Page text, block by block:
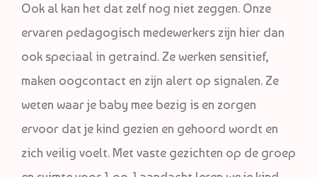
Ook al kan het dat zelf nog niet zeggen. Onze
ervaren pedagogisch medewerkers zijn hier dan
ook speciaal in getraind. Ze werken sensitief,
maken oogcontact en zijn alert op signalen. Ze
weten waar je baby mee bezig is en zorgen
ervoor dat je kind gezien en gehoord wordt en
zich veilig voelt. Met vaste gezichten op de groep